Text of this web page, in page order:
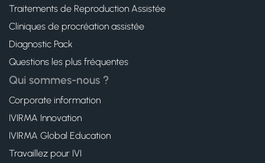
Traitements de Reproduction Assistée
Cliniques de procréation assistée
Diagnostic Pack
Questions les plus fréquentes
Qui sommes-nous ?
Corporate information
IVIRMA Innovation
IVIRMA Global Education
Travaillez pour IVI